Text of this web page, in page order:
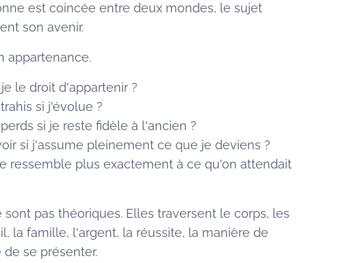
est coincée entre deux mondes, le sujet
son avenir.
appartenance.
le droit d'appartenir ?
si j'évolue ?
si je reste fidèle à l'ancien ?
si j'assume pleinement ce que je deviens ?
ressemble plus exactement à ce qu'on attendait
sont pas théoriques. Elles traversent le corps, les
la famille, l'argent, la réussite, la manière de
de se présenter.